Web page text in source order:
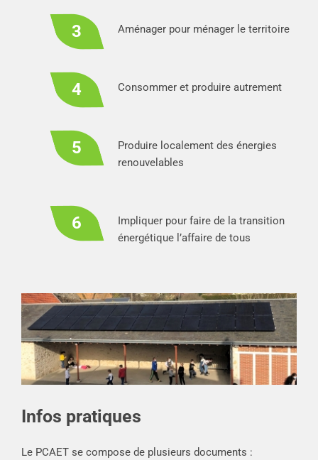
Aménager pour ménager le territoire
Consommer et produire autrement
Produire localement des énergies
renouvelables
Impliquer pour faire de la transition
énergétique l’affaire de tous
Infos pratiques
Le PCAET se compose de plusieurs documents :